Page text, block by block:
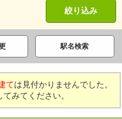
絞り込み
駅名検索
ては見付かりませんでした。
みてください。